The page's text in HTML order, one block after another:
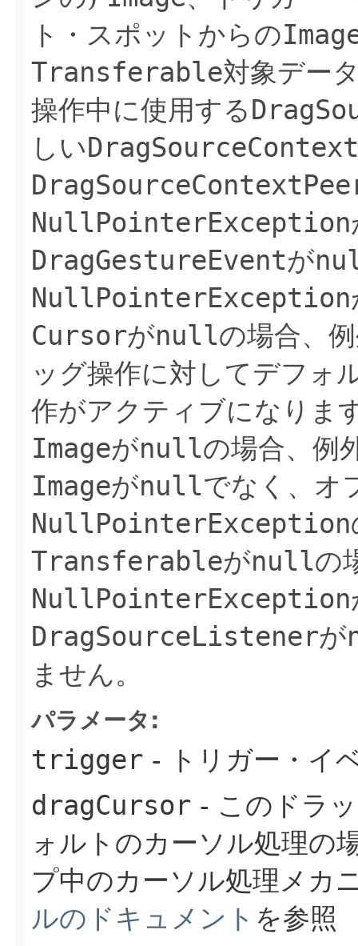
ト・スポットからの
Transferable対象デー
操作中に使用する
しいDragSourceContext
NullPointerException
DragGestureEventが
NullPointerException
Cursorがnullの場合、
ッグ操作に対してデフォ
作がアクティブになりま
Imageがnullの場合、例
Imageがnullでなく、オ
NullPointerException
Transferableがnullの
NullPointerException
DragSourceListenerが
ません。
パラメータ:
trigger - トリガー・イ
dragCursor - このドラ
ォルトのカーソル処理の
プ中のカーソル処理メカ
ルのドキュメント を参照